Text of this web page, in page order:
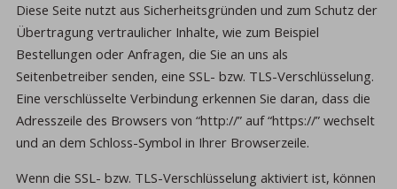
Diese Seite nutzt aus Sicherheitsgründen und zum Schutz der
Übertragung vertraulicher Inhalte, wie zum Beispiel
Bestellungen oder Anfragen, die Sie an uns als
Seitenbetreiber senden, eine SSL- bzw. TLS-Verschlüsselung.
Eine verschlüsselte Verbindung erkennen Sie daran, dass die
Adresszeile des Browsers von “http://” auf “https://” wechselt
und an dem Schloss-Symbol in Ihrer Browserzeile.
Wenn die SSL- bzw. TLS-Verschlüsselung aktiviert ist, können